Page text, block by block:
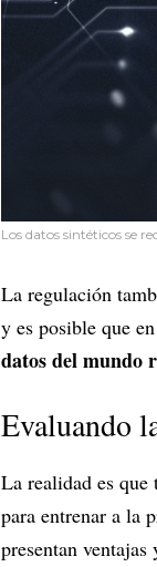
Los datos sintéticos se
La regulación
y es posible que
datos del mundo
Evaluando
La realidad es que
para entrenar a la
presentan